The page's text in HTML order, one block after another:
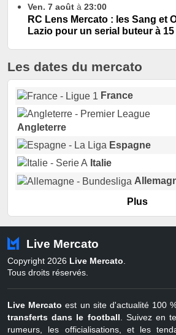
Ven. 7 août à 23:00
RC Lens Mercato : les Sang et
Lazio pour un serial buteur à 15
Les dates du mercato
France
Angleterre
Espagne
Italie
Portugal
Pays-Bas
Belgique
Plus
Live Mercato
Copyright 2026 Live Mercato
Tous droits réservés.
Live Mercato est un site d'actualité 100
transferts dans le football . Suivez en
rumeurs, les officialisations, et les